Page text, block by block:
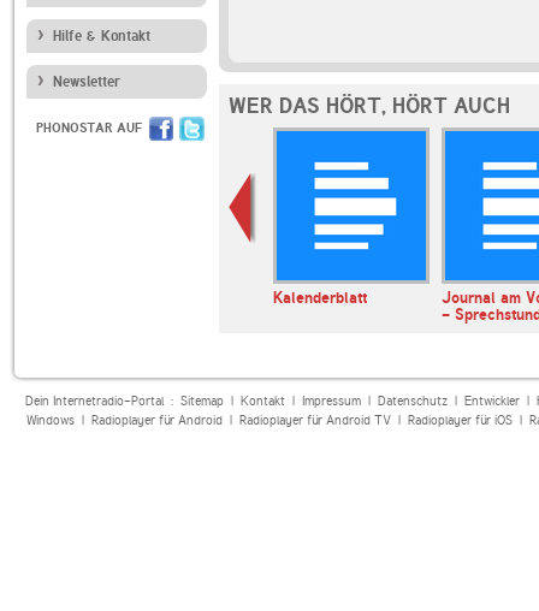
Hilfe & Kontakt
Newsletter
PHONOSTAR AUF
WER DAS HÖRT, HÖRT AUCH
Kalenderblatt
Journal am
-
Dein Internetradio-Portal : Sitemap| Kontakt| Impressum| Datenschutz| Entwickler|
Windows| Radioplayer für Android| Radioplayer für Android TV| Radioplayer für iOS|